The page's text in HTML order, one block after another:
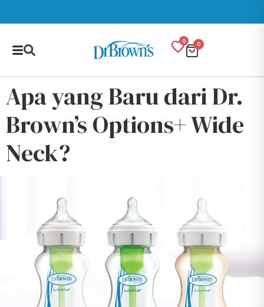
0 0
Apa yang Baru dari Dr.
Brown’s Options+ Wide
Neck?